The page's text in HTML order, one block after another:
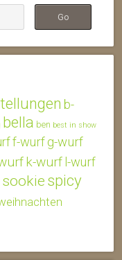
b-
bella ben best in show
f-wurfg-wurf
k-wurf l-wurf
sookie spicy